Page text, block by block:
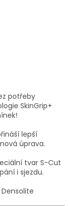
potřeby
SkinGrip+
lepší
úprava.
tvar S-Cut
i sjezdu.